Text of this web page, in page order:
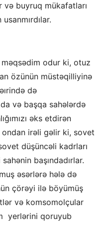
və buyruq mükafatları
məqsədim odur ki, otuz
özünün müstəqilliyinə
də
və başqa sahələrdə
əks etdirən
ondan irəli gəlir ki, sovet
düşüncəli kadrları
başındadırlar.
əsərlərə hələ də
çörəyi ilə böyümüş
və komsomolçular
yerlərini qoruyub